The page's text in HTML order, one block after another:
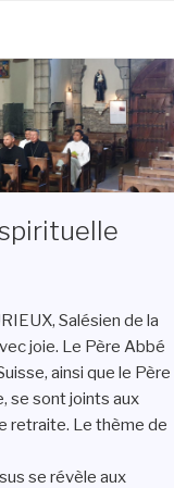
Salésien de la
joie. Le Père Abbé
ainsi que le Père
se sont joints aux
retraite. Le thème de
se révèle aux